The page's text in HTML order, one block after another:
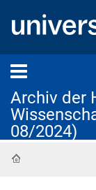
Archiv der
08/2024)